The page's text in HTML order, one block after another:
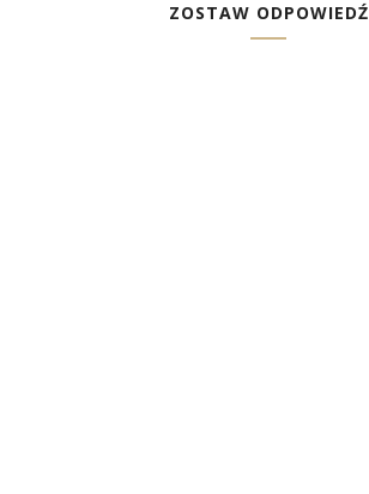
ZOSTAW ODPOWIEDŹ